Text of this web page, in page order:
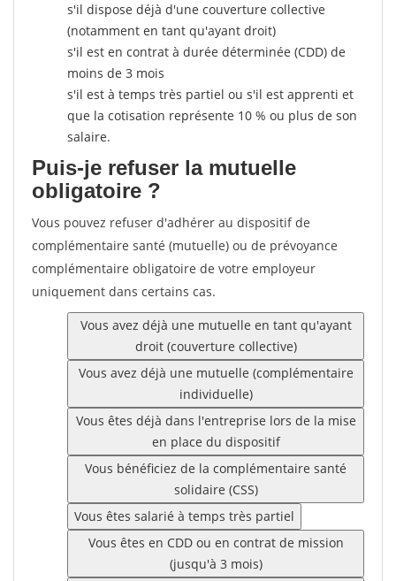
s'il dispose déjà d'une couverture collective
(notamment en tant qu'ayant droit)
s'il est en contrat à durée déterminée (CDD) de
moins de 3 mois
s'il est à temps très partiel ou s'il est apprenti et
que la cotisation représente 10 % ou plus de son
salaire.
Puis-je refuser la mutuelle
obligatoire ?
Vous pouvez refuser d'adhérer au dispositif de
complémentaire santé (mutuelle) ou de prévoyance
complémentaire obligatoire de votre employeur
uniquement dans certains cas.
Vous avez déjà une mutuelle en tant qu'ayant
droit (couverture collective)
Vous avez déjà une mutuelle (complémentaire
individuelle)
Vous êtes déjà dans l'entreprise lors de la mise
en place du dispositif
Vous bénéficiez de la complémentaire santé
solidaire (CSS)
Vous êtes salarié à temps très partiel
Vous êtes en CDD ou en contrat de mission
(jusqu'à 3 mois)